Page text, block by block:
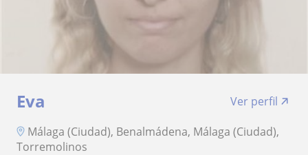
Eva
Ver perfil
Málaga (Ciudad), Benalmádena, Málaga (Ciudad),
Torremolinos